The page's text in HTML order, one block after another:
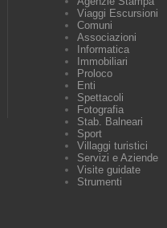
Viaggi Escursioni
Comuni
Associazioni
Informatica
Immobiliari
Proloco
Enti
Spettacoli
Fotografia
Stab. Balneari
Sport
Villaggi turistici
Servizi e Aziende
Visite guidate
Strumenti